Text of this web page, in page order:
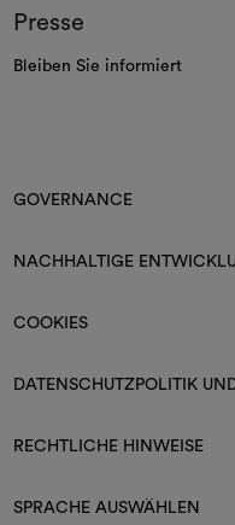
Presse
Bleiben Sie informiert
GOVERNANCE
NACHHALTIGE
COOKIES
DATENSCHUTZPOLITIK
RECHTLICHE HINWEISE
SPRACHE AUSWÄHLEN